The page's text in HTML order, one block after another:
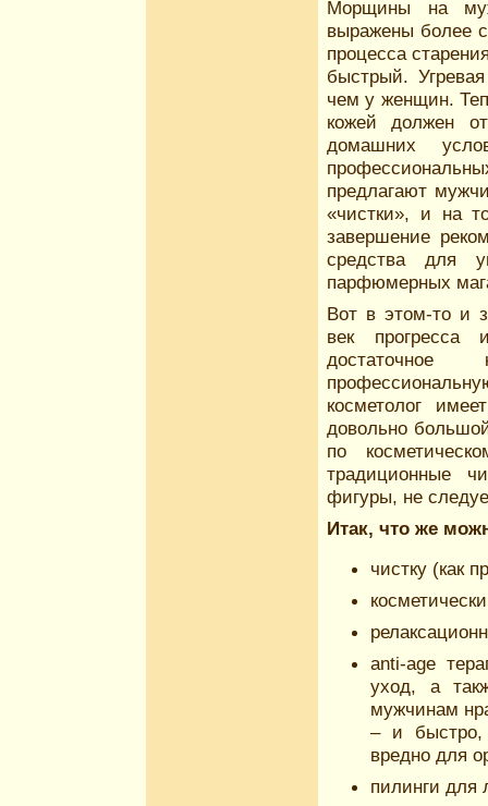
Морщины на
выражены более
процесса
быстрый.
чем у женщин.
кожей должен
домашних
предлагают
«чистки», и на
завершение
средства для
парфюмерных
Вот в этом-то и
век
достаточное
косметолог
довольно
по
традиционные
фигуры, не
Итак, что же
чистку (как
anti-age
уход, а
мужчинам
– и быстро,
вредно для
пилинги для